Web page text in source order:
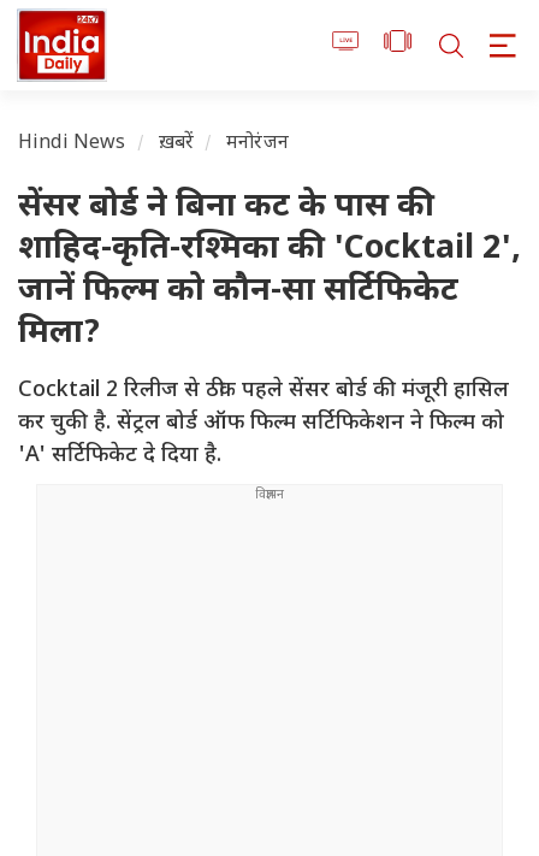
Hindi News ख़बरें मनोरंजन
सेंसर बोर्ड ने बिना कट के पास की
शाहिद-कृति-रश्मिका की 'Cocktail 2',
जानें फिल्म को कौन-सा सर्टिफिकेट
मिला?
Cocktail 2 रिलीज से ठीक पहले सेंसर बोर्ड की मंजूरी हासिल
कर चुकी है. सेंट्रल बोर्ड ऑफ फिल्म सर्टिफिकेशन ने फिल्म को
'A' सर्टिफिकेट दे दिया है.